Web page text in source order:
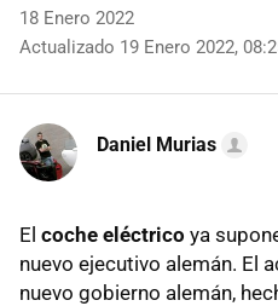
18 Enero 2022
Actualizado 19 Enero 2022,
Daniel Murias
El coche eléctrico ya
nuevo ejecutivo alemán. El
nuevo gobierno alemán,